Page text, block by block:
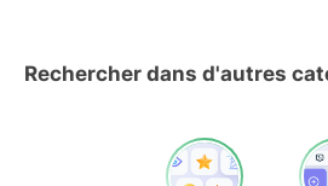
Rechercher dans d'autres